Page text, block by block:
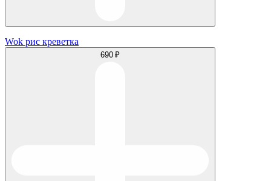
Wok рис креветка
690 ₽